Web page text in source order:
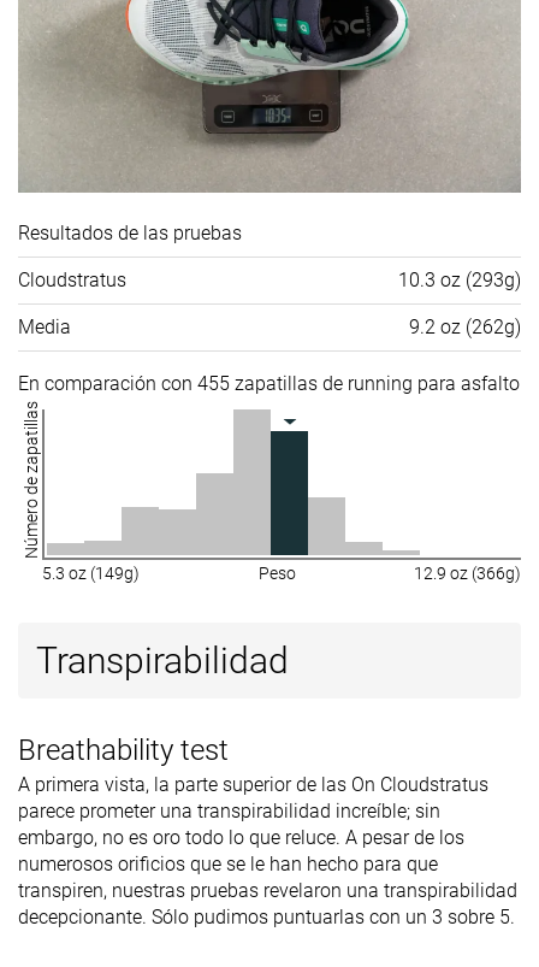
Resultados de las pruebas
Cloudstratus 10.3 oz (293g)
Media 9.2 oz (262g)
En comparación con 455 zapatillas de running para asfalto
Número de zapatillas
5.3 oz (149g) Peso 12.9 oz (366g)
Transpirabilidad
Breathability test
A primera vista, la parte superior de las On Cloudstratus
parece prometer una transpirabilidad increíble; sin
embargo, no es oro todo lo que reluce. A pesar de los
numerosos orificios que se le han hecho para que
transpiren, nuestras pruebas revelaron una transpirabilidad
decepcionante. Sólo pudimos puntuarlas con un 3 sobre 5.